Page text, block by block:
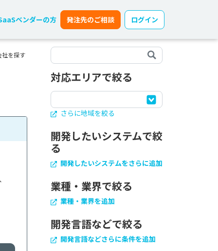
ベンダーの方 発注先のご相談 ログイン
社を探す
対応エリアで絞る
さらに地域を絞る
開発したいシステムで絞
る
開発したいシステムをさらに追加
業種・業界で絞る
業種・業界を追加
開発言語などで絞る
開発言語などさらに条件を追加